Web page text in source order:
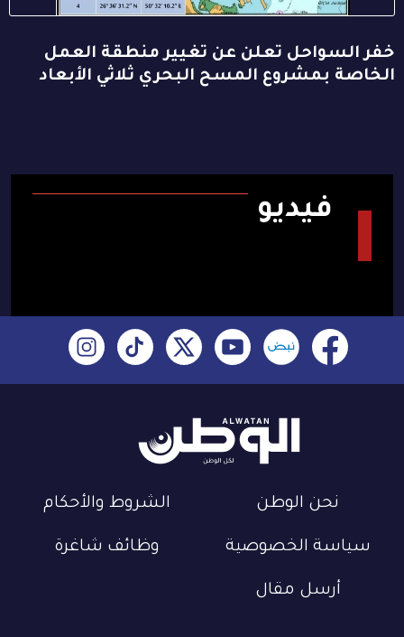
خفر السواحل تعلن عن تغيير منطقة العمل
الخاصة بمشروع المسح البحري ثلاثي الأبعاد
فيديو
نحن الوطن الشروط والأحكام
سياسة الخصوصية وظائف شاغرة
أرسل مقال